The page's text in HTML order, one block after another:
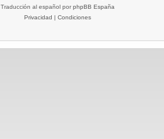
Traducción al español por phpBB España
Privacidad | Condiciones